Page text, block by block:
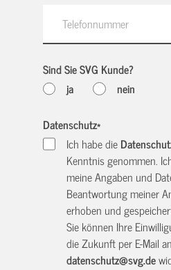
Sind Sie SVG Kunde?
ja
nein
Datenschutz*
Ich habe die
Kenntnis genommen.
meine Angaben und
Beantwortung meiner
erhoben und
Sie können Ihre
die Zukunft per E-Mail an
datenschutz@svg.de